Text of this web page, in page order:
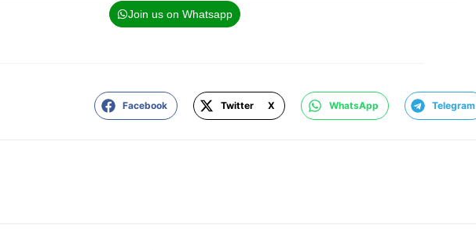
Join us on Whatsapp
Facebook Twitter X WhatsApp Telegram